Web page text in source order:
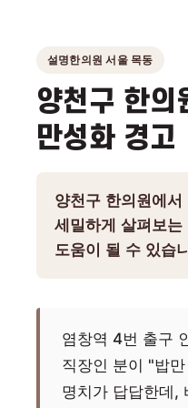
설명한의원 서울 목동
양천구 한의
만성화 경고
양천구 한의원에
세밀하게 살펴보는
도움이 될 수 있습
염창역 4번 출구
직장인 분이 "밥
명치가 답답한데,